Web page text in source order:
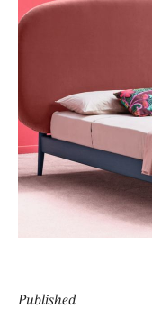
Published